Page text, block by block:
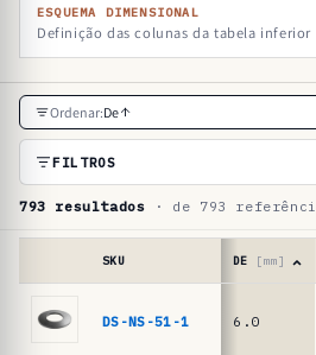
ESQUEMA DIMENSIONAL
Definição das colunas da tabela inferior
T
a
e
l
Ordenar:De
FILTROS
793 resultados · de 793
SKU DE [mm]
DS-NS-51-1 6.0